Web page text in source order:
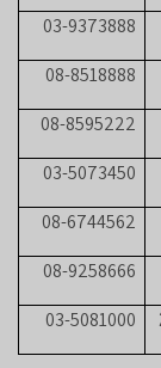
03-9373888
08-8518888
08-8595222
03-5073450
08-6744562
08-9258666
03-5081000